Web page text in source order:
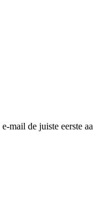
de juiste eerste